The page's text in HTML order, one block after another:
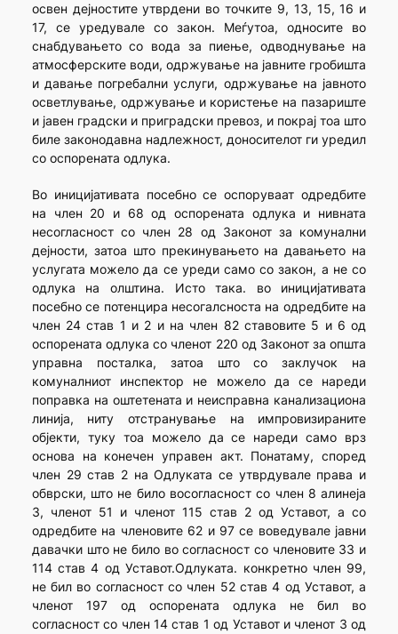
освен дејностите утврдени во точките 9, 13, 15, 16 и
17, се уредувале со закон. Меѓутоа, односите во
снабдувањето со вода за пиење, одводнување на
атмосферските води, одржување на јавните гробишта
и давање погребални услуги, одржување на јавното
осветлување, одржување и користење на пазариште
и јавен градски и приградски превоз, и покрај тоа што
биле законодавна надлежност, доносителот ги уредил
со оспорената одлука.
Во иницијативата посебно се оспоруваат одредбите
на член 20 и 68 од оспорената одлука и нивната
несогласност со член 28 од Законот за комунални
дејности, затоа што прекинувањето на давањето на
услугата можело да се уреди само со закон, а не со
одлука на олштина. Исто така. во иницијативата
посебно се потенцира несогалсноста на одредбите на
член 24 став 1 и 2 и на член 82 ставовите 5 и 6 од
оспорената одлука со членот 220 од Законот за општа
управна посталка, затоа што со заклучок на
комуналниот инспектор не можело да се нареди
поправка на оштетената и неисправна канализациона
линија, ниту отстранување на импровизираните
објекти, туку тоа можело да се нареди само врз
основа на конечен управен акт. Понатаму, според
член 29 став 2 на Одлуката се утврдувале права и
обврски, што не било восогласност со член 8 алинеја
3, членот 51 и членот 115 став 2 од Уставот, а со
одредбите на членовите 62 и 97 се воведувале јавни
давачки што не било во согласност со членовите 33 и
114 став 4 од Уставот.Одлуката. конкретно член 99,
не бил во согласност со член 52 став 4 од Уставот, а
членот 197 од оспорената одлука не бил во
согласност со член 14 став 1 од Уставот и членот 3 од